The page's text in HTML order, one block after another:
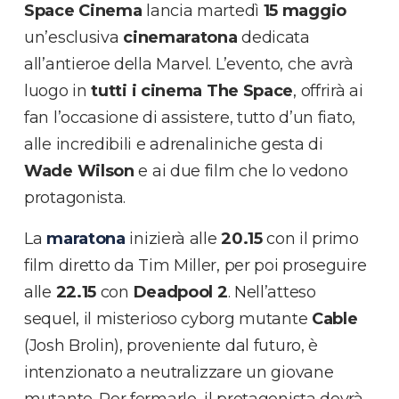
Space Cinema lancia martedì 15 maggio
un’esclusiva cinemaratona dedicata
all’antieroe della Marvel. L’evento, che avrà
luogo intutti i cinema The Space, offrirà ai
fan l’occasione di assistere, tutto d’un fiato,
alle incredibili e adrenaliniche gesta di
Wade Wilson e ai due film che lo vedono
protagonista.
La maratona inizierà alle20.15con il primo
film diretto da Tim Miller, per poi proseguire
alle 22.15 con Deadpool 2. Nell’atteso
sequel, il misterioso cyborg mutante Cable
(Josh Brolin), proveniente dal futuro, è
intenzionato a neutralizzare un giovane